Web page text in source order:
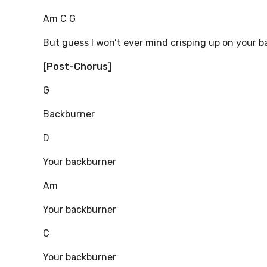
Am C G
But guess I won’t ever mind crisping up on your
[Post-Chorus]
G
Backburner
D
Your backburner
Am
Your backburner
C
Your backburner